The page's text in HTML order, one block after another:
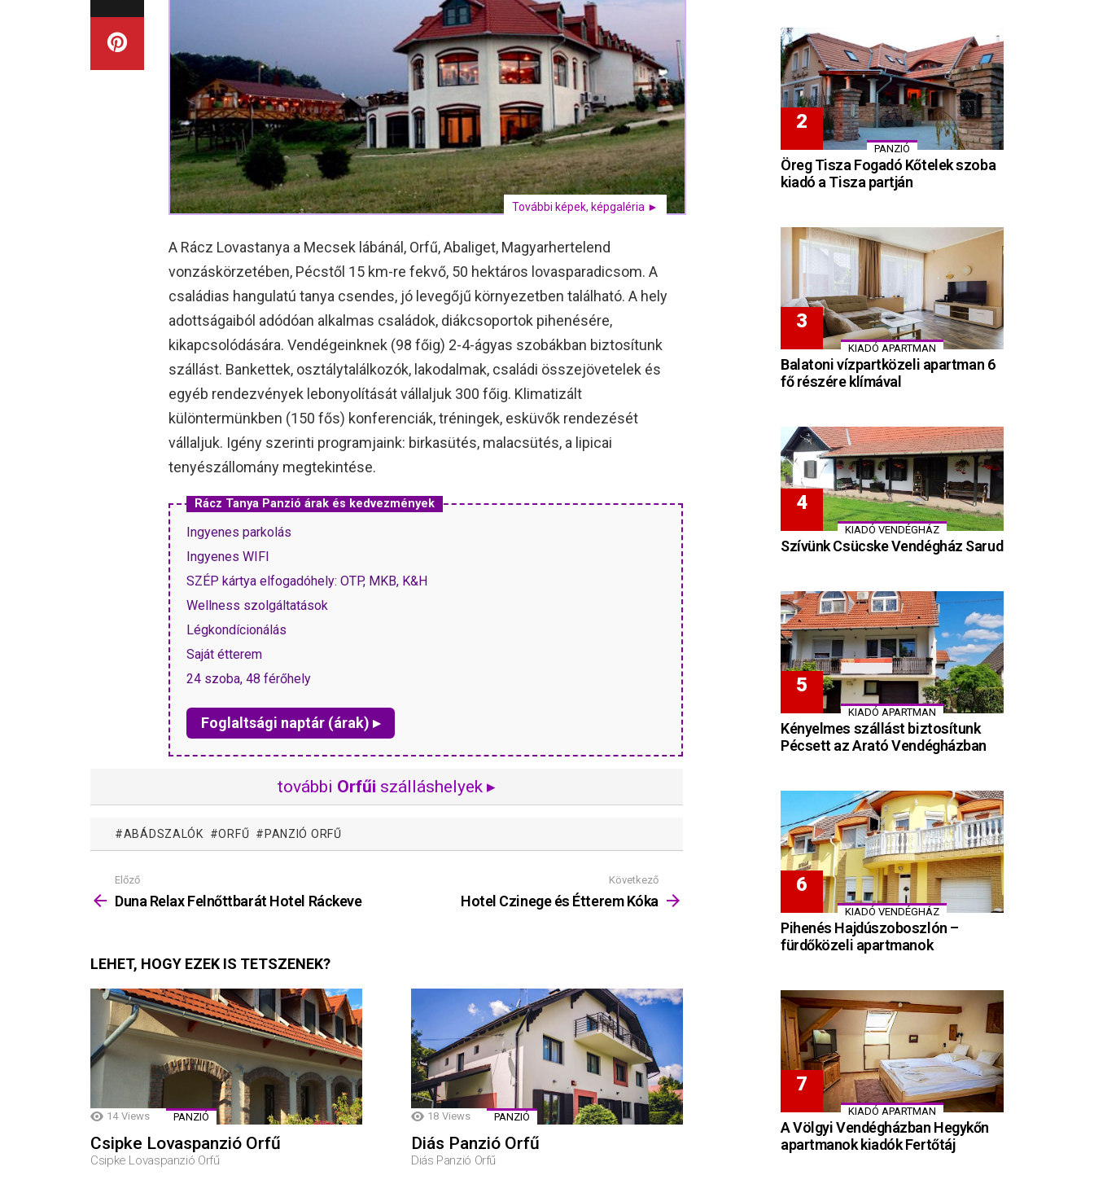
További képek, képgaléria ►
A Rácz Lovastanya a Mecsek lábánál, Orfű, Abaliget, Magyarhertelend
vonzáskörzetében, Pécstől 15 km-re fekvő, 50 hektáros lovasparadicsom. A
családias hangulatú tanya csendes, jó levegőjű környezetben található. A hely
adottságaiból adódóan alkalmas családok, diákcsoportok pihenésére,
kikapcsolódására. Vendégeinknek (98 főig) 2-4-ágyas szobákban biztosítunk
szállást. Bankettek, osztálytalálkozók, lakodalmak, családi összejövetelek és
egyéb rendezvények lebonyolítását vállaljuk 300 főig. Klimatizált
különtermünkben (150 fős) konferenciák, tréningek, esküvők rendezését
vállaljuk. Igény szerinti programjaink: birkasütés, malacsütés, a lipicai
tenyészállomány megtekintése.
Rácz Tanya Panzió árak és kedvezmények
Ingyenes parkolás
Ingyenes WIFI
SZÉP kártya elfogadóhely: OTP, MKB, K&H
Wellness szolgáltatások
Légkondícionálás
Saját étterem
24 szoba, 48 férőhely
Foglaltsági naptár (árak) ▸
további Orfűi szálláshelyek ▸
ABÁDSZALÓK ORFŰ PANZIÓ ORFŰ
Mutass
többet
Előző
Duna Relax Felnőttbarát Hotel Ráckeve
Következő
Hotel Czinege és Étterem Kóka
LEHET, HOGY EZEK IS TETSZENEK?
14 Views PANZIÓ
Csipke Lovaspanzió Orfű
Csipke Lovaspanzió Orfű
18 Views PANZIÓ
Diás Panzió Orfű
Diás Panzió Orfű
PANZIÓ
Öreg Tisza Fogadó Kőtelek szoba
kiadó a Tisza partján
KIADÓ APARTMAN
Balatoni vízpartközeli apartman 6
fő részére klímával
KIADÓ VENDÉGHÁZ
Szívünk Csücske Vendégház Sarud
KIADÓ APARTMAN
Kényelmes szállást biztosítunk
Pécsett az Arató Vendégházban
KIADÓ VENDÉGHÁZ
Pihenés Hajdúszoboszlón –
fürdőközeli apartmanok
KIADÓ APARTMAN
A Völgyi Vendégházban Hegykőn
apartmanok kiadók Fertőtáj